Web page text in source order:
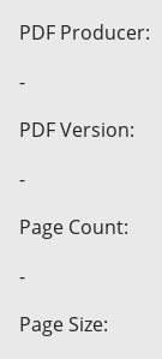
PDF Producer:
-
PDF Version:
-
Page Count:
-
Page Size: